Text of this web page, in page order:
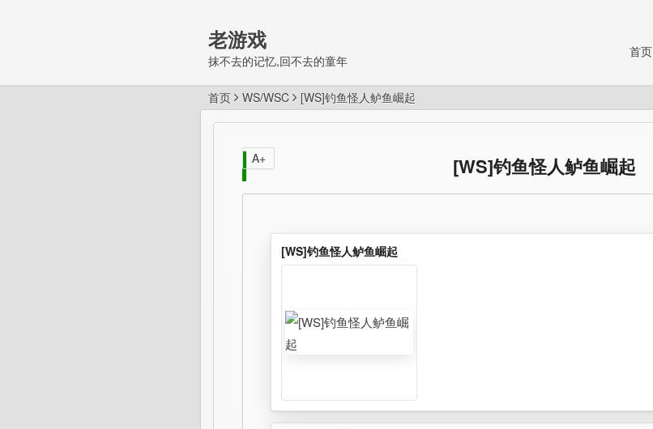
老游戏
抹不去的记忆,回不去的童年
首页
首页 WS/WSC [WS]钓鱼怪人鲈鱼崛起
[WS]钓鱼怪人鲈鱼崛起
[WS]钓鱼怪人鲈鱼崛起
A+